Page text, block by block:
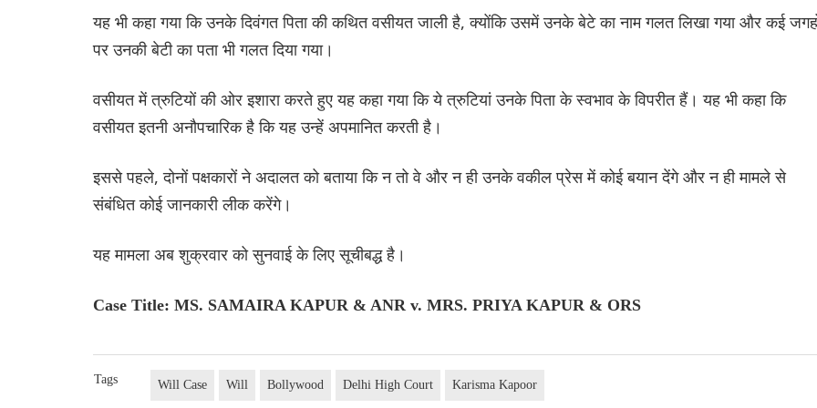
यह भी कहा गया कि उनके दिवंगत पिता की कथित वसीयत जाली है, क्योंकि उसमें उनके बेटे का नाम गलत लिखा गया और कई
पर उनकी बेटी का पता भी गलत दिया गया।
वसीयत में त्रुटियों की ओर इशारा करते हुए यह कहा गया कि ये त्रुटियां उनके पिता के स्वभाव के विपरीत हैं। यह भी कहा कि
वसीयत इतनी अनौपचारिक है कि यह उन्हें अपमानित करती है।
इससे पहले, दोनों पक्षकारों ने अदालत को बताया कि न तो वे और न ही उनके वकील प्रेस में कोई बयान देंगे और न ही मामले से
संबंधित कोई जानकारी लीक करेंगे।
यह मामला अब शुक्रवार को सुनवाई के लिए सूचीबद्ध है।
Case Title: MS. SAMAIRA KAPUR & ANR v. MRS. PRIYA KAPUR & ORS
Tags Will Case Will Bollywood Delhi High Court Karisma Kapoor